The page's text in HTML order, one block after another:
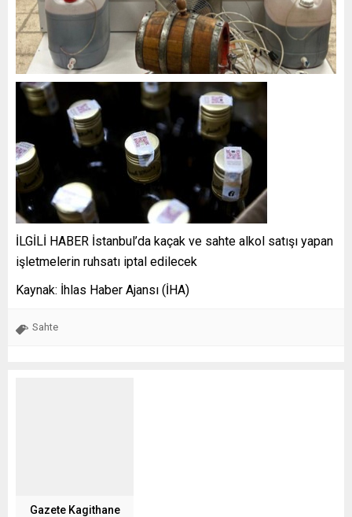
İLGİLİ HABER İstanbul’da kaçak ve sahte alkol satışı yapan
işletmelerin ruhsatı iptal edilecek
Kaynak: İhlas Haber Ajansı (İHA)
Sahte
Gazete Kagithane